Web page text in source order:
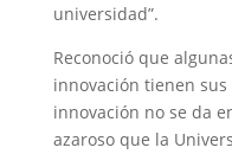
universidad”.
Reconoció que
innovación tienen sus
innovación no se da
azaroso que la